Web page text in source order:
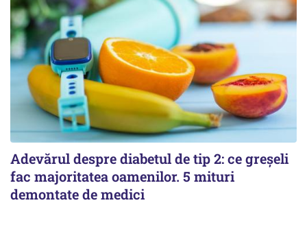
Adevărul despre diabetul de tip 2: ce greșeli
fac majoritatea oamenilor. 5 mituri
demontate de medici